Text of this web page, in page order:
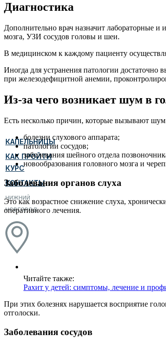
КАПЕЛЬНИЦЫ
КАК ПРОЙТИ
КУРС
КОНТАКТЫ
НИЖНИЙ
НОВГОРОД
Диагностика
Дополнительно врач назначит лабораторные
мозга, УЗИ сосудов головы и шеи.
В медицинском к каждому пациенту
Иногда для устранения патологии достаточно
при железодефицитной анемии,
Из-за чего возникает шум в
Есть несколько причин, которые вызывают шум
болезни слухового аппарата;
патологии сосудов;
заболевания шейного отдела
новообразования головного мозга и
Заболевания органов слуха
Это как возрастное снижение слуха,
оперативного лечения.
Читайте также:
Рахит у детей: симптомы, лечение и
При этих болезнях нарушается восприятие
отголоски.
Заболевания сосудов